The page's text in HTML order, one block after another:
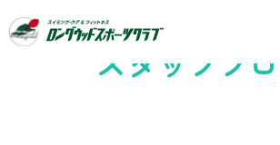
スタッフブ